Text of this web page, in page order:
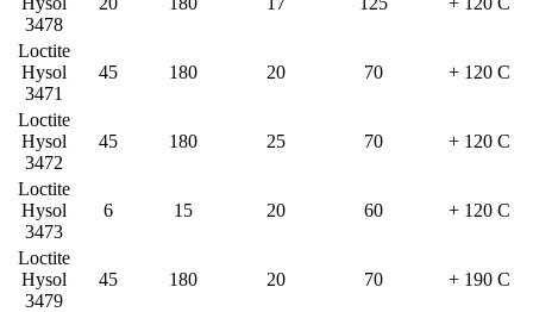
3478
Loctite
Hysol
3471
45 180 20 70 + 120 С
Loctite
Hysol
3472
45 180 25 70 + 120 С
Loctite
Hysol
3473
6 15 20 60 + 120 С
Loctite
Hysol
3479
45 180 20 70 + 190 С